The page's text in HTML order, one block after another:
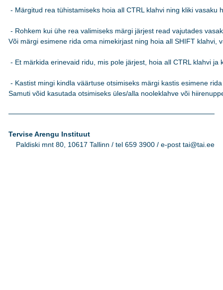
- Märgitud rea tühistamiseks hoia all CTRL klahvi ning kliki vasaku
- Rohkem kui ühe rea valimiseks märgi järjest read vajutades
Või märgi esimene rida oma nimekirjast ning hoia all SHIFT klahvi,
- Et märkida erinevaid ridu, mis pole järjest, hoia all CTRL klahvi
- Kastist mingi kindla väärtuse otsimiseks märgi kastis esimene
Samuti võid kasutada otsimiseks üles/alla nooleklahve või
Tervise Arengu Instituut
Paldiski mnt 80, 10617 Tallinn / tel 659 3900 / e-post tai@tai.ee